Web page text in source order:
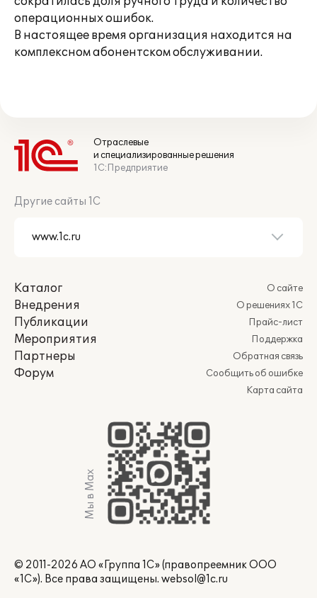
операционных ошибок.
В настоящее время организация находится на
комплексном абонентском обслуживании.
Отраслевые
и специализированные решения
1С:Предприятие
Другие сайты 1С
Каталог
Внедрения
Публикации
Мероприятия
Партнеры
Форум
О сайте
О решениях 1С
Прайс-лист
Поддержка
Обратная связь
Сообщить об ошибке
Карта сайта
Мы в Max
© 2011-2026 АО «Группа 1С» (правопреемник ООО
«1С»). Все права защищены. websol@1c.ru